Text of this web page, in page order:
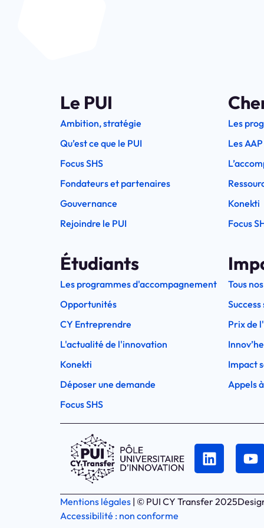
Le PUI
Ambition, stratégie
Qu’est ce que le PUI
Focus SHS
Fondateurs et partenaires
Gouvernance
Rejoindre le PUI
Les
Les AAP
Konekti
Focus
Étudiants
Les programmes d'accompagnement
Opportunités
CY Entreprendre
L'actualité de l'innovation
Konekti
Déposer une demande
Focus SHS
Tous
Prix de
Impact
Appels
Mentions légales | © PUI CY Transfer 2025
Accessibilité : non conforme